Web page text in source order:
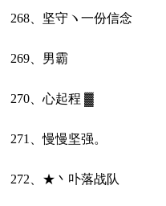
268、坚守ヽ一份信念
269、男霸ゞ
270、心起程 ▓
271、慢慢坚强。
272、★丶卟落战队